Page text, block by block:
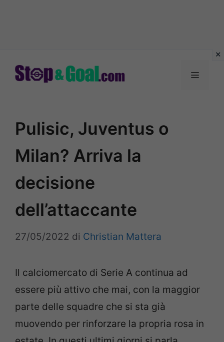
Menu
Pulisic, Juventus o
Milan? Arriva la
decisione
dell’attaccante
27/05/2022 di Christian Mattera
Il calciomercato di Serie A continua ad
essere più attivo che mai, con la maggior
parte delle squadre che si sta già
muovendo per rinforzare la propria rosa in